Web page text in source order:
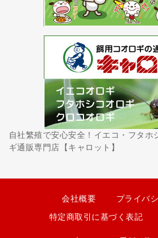
自社繁殖で安心安全！イエコ・フタホ
ギ通販専門店【キャロット】
会社概要 プライバ
特定商取引に基づく表記